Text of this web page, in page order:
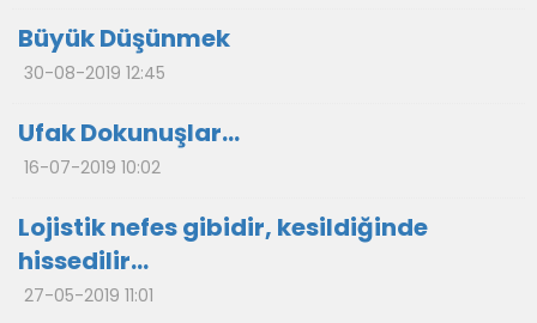
Büyük Düşünmek
30-08-2019 12:45
Ufak Dokunuşlar…
16-07-2019 10:02
Lojistik nefes gibidir, kesildiğinde
hissedilir…
27-05-2019 11:01